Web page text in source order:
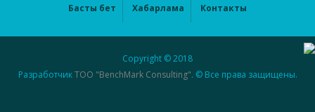
Басты бет Хабарлама Контакты
Copyright © 2018
РазработчикТОО "BenchMark Consulting". © Все права защищены.